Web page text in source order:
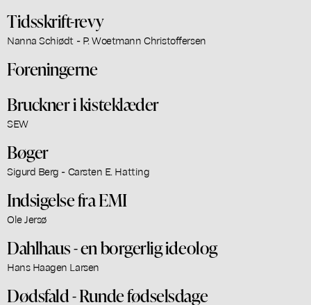
Tidsskrift-revy
Nanna Schiødt - P. Woetmann Christoffersen
Foreningerne
Bruckner i kisteklæder
SEW
Bøger
Sigurd Berg - Carsten E. Hatting
Indsigelse fra EMI
Ole Jersø
Dahlhaus - en borgerlig ideolog
Hans Haagen Larsen
Dødsfald - Runde fødselsdage